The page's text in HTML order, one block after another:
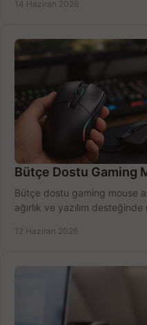
14 Haziran 2026
Bütçe Dostu Gaming
Bütçe dostu gaming mouse
ağırlık ve yazılım
12 Haziran 2026